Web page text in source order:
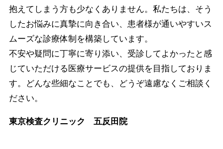
抱えてしまう方も少なくありません。私たちは、そう
したお悩みに真摯に向き合い、患者様が通いやすいス
ムーズな診療体制を構築しています。
不安や疑問に丁寧に寄り添い、受診してよかったと感
じていただける医療サービスの提供を目指しておりま
す。どんな些細なことでも、どうぞ遠慮なくご相談く
ださい。
東京検査クリニック 五反田院